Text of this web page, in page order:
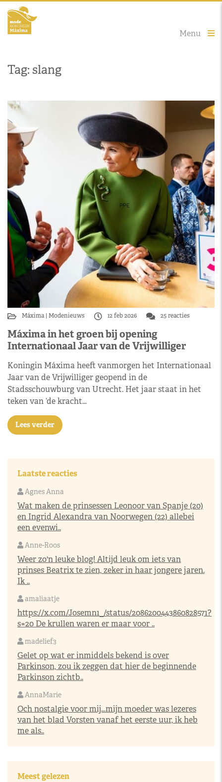
Menu
Tag: slang
Máxima Modenieuws 12 feb 2026 25 reacties
Máxima in het groen bij opening
Internationaal Jaar van de Vrijwilliger
Koningin Máxima heeft vanmorgen het Internationaal
Jaar van de Vrijwilliger geopend in de
Stadsschouwburg van Utrecht. Het jaar staat in het
teken van ‘de kracht…
Lees verder
Laatste reacties
Agnes Anna
Wat maken de prinsessen Leonoor van Spanje (20)
en Ingrid Alexandra van Noorwegen (22) allebei
een evenwi..
Anne-Roos
Weer zo'n leuke blog! Altijd leuk om iets van
prinses Beatrix te zien, zeker in haar jongere jaren.
Ik ..
amaliaatje
https://x.com/Josemn1_/status/2086200443860828571?
s=20 De krullen waren er maar voor ..
madelief3
Gelet op wat er inmiddels bekend is over
Parkinson, zou ik zeggen dat hier de beginnende
Parkinson zichtb..
AnnaMarie
Och nostalgie voor mij…mijn moeder was lezeres
van het blad Vorsten vanaf het eerste uur, ik heb
me als..
Meest gelezen